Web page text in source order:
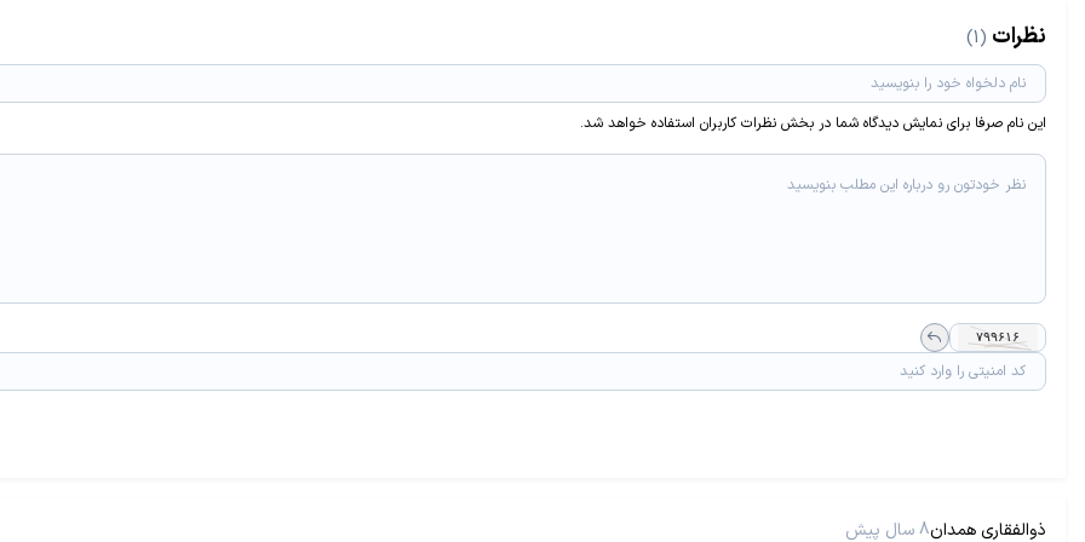
نظرات (1)
این نام صرفا برای نمایش دیدگاه شما در بخش نظرات کاربران استفاده خواهد شد.
ذوالفقاری همدان8 سال پیش